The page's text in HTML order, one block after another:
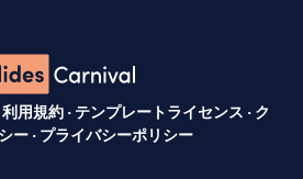
利用規約 · テンプレートライセンス · ク
ー · プライバシーポリシー